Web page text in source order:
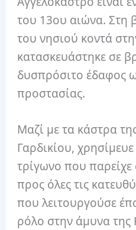
του 13ου αιώνα. Στη
του νησιού κοντά
κατασκευάστηκε σε
δυσπρόσιτο έδαφος
προστασίας.
Μαζί με τα κάστρα
Γαρδικίου,
τρίγωνο που παρείχε
προς όλες τις
που λειτουργούσε
ρόλο στην άμυνα της